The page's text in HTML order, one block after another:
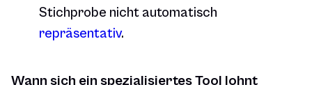
Stichprobe nicht automatisch
repräsentativ.
Wann sich ein spezialisiertes Tool lohnt